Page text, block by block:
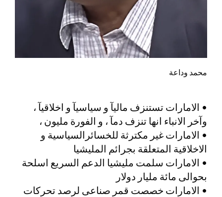
محمد وداعة
• الامارات تستنزف ماليآ و سياسيآ و اخلاقيآ ،
وآخر الانباء انها تنزف دمآ ، و الفورة مليون ،
• الامارات غير مكترثة للخسائرالسياسية و
الاخلاقية المتعلقة بجرائم المليشيا
• الامارات سلمت مليشيا الدعم السريع اسلحة
بحوالى مائة مليار دولار
• الامارات خصصت قمر صناعى لرصد تحركات